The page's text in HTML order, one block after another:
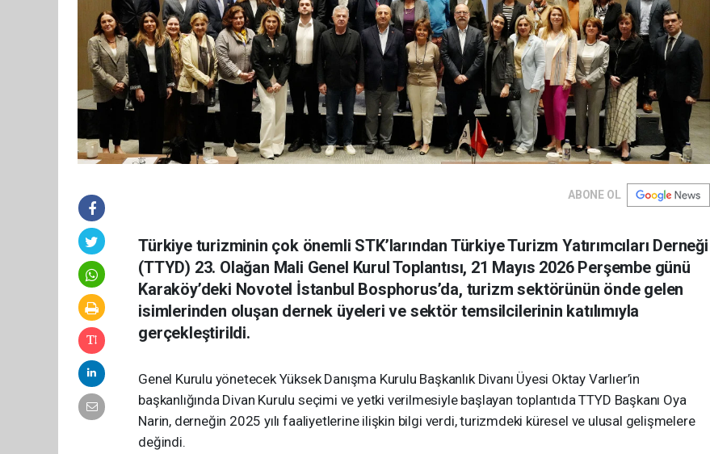
ABONE OL
Türkiye turizminin çok önemli STK’larından Türkiye Turizm Yatırımcıları Derneği
(TTYD) 23. Olağan Mali Genel Kurul Toplantısı, 21 Mayıs 2026 Perşembe günü
Karaköy’deki Novotel İstanbul Bosphorus’da, turizm sektörünün önde gelen
isimlerinden oluşan dernek üyeleri ve sektör temsilcilerinin katılımıyla
gerçekleştirildi.
Genel Kurulu yönetecek Yüksek Danışma Kurulu Başkanlık Divanı Üyesi Oktay Varlıer’in
başkanlığında Divan Kurulu seçimi ve yetki verilmesiyle başlayan toplantıda TTYD Başkanı Oya
Narin, derneğin 2025 yılı faaliyetlerine ilişkin bilgi verdi, turizmdeki küresel ve ulusal gelişmelere
değindi.